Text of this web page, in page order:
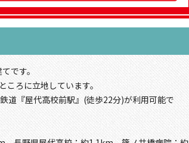
です。
ろに立地しています。
道『屋代高校前駅』(徒歩22分)が利用可能で